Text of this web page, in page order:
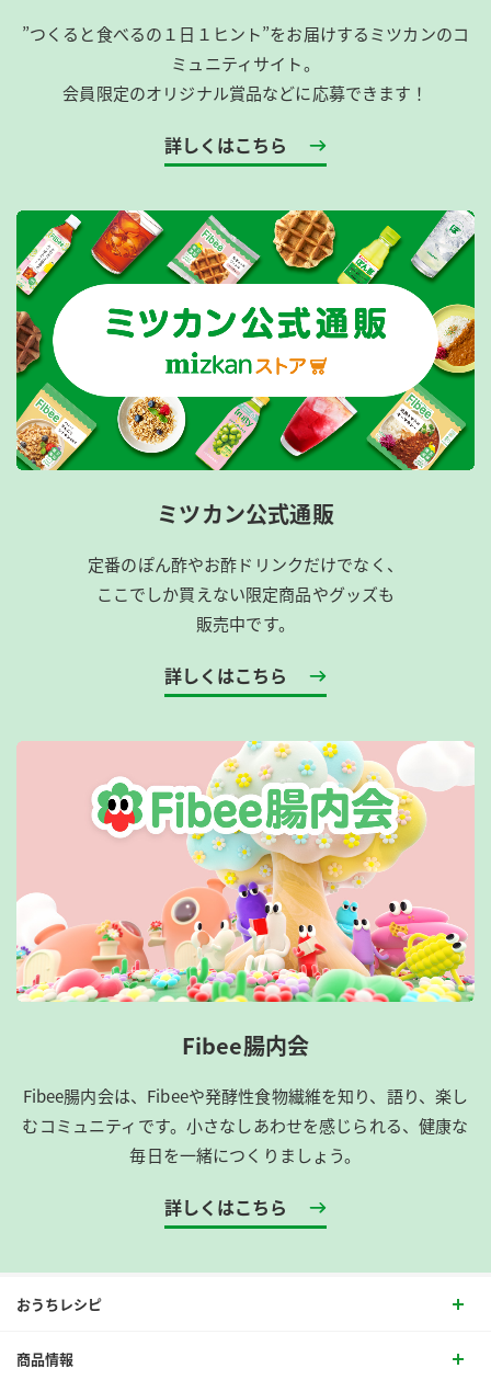
”つくると食べるの１日１ヒント”をお届けするミツカンのコ
ミュニティサイト。
会員限定のオリジナル賞品などに応募できます！
詳しくはこちら
ミツカン公式通販
定番のぽん酢やお酢ドリンクだけでなく、
ここでしか買えない限定商品やグッズも
販売中です。
詳しくはこちら
Fibee腸内会
Fibee腸内会は、​Fibeeや発酵性食物繊維を知り、語り、楽し
むコミュニティです。​小さなしあわせを感じられる、健康な
毎日を一緒につくりましょう。
詳しくはこちら
おうちレシピ
商品情報